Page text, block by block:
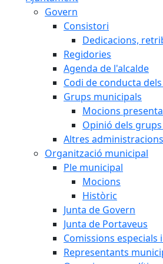
Govern
Consistori
Dedicacions,
Regidories
Agenda de l'alcalde
Codi de conducta
Grups municipals
Mocions
Opinió dels
Altres administracions
Organització municipal
Ple municipal
Mocions
Històric
Junta de Govern
Junta de Portaveus
Comissions
Representants